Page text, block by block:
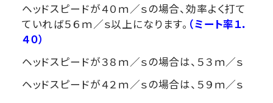
ヘッドスピードが４０ｍ／ｓの場合、効率よく打て
ていれば５６ｍ／ｓ以上になります。 （ミート率１．
４０）
ヘッドスピードが３８ｍ／ｓの場合は、５３ｍ／ｓ
ヘッドスピードが４２ｍ／ｓの場合は、５９ｍ／ｓ